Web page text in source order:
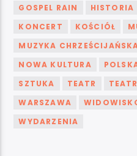
GOSPEL RAIN
HISTORIA
KONCERT
KOŚCIÓŁ
MUZYKA
NOWA KULTURA
SZTUKA
TEATR
WARSZAWA
WYDARZENIA